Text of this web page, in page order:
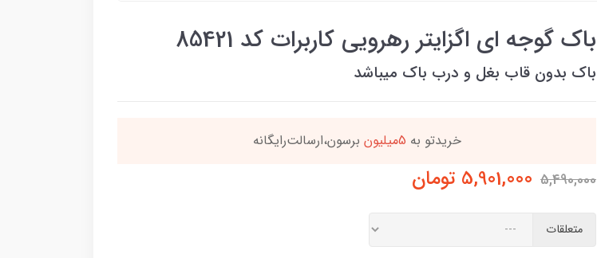
باک گوجه ای اگزایتر رهرویی کاربرات کد 85421
باک بدون قاب بغل و درب باک میباشد
این کالا رو میتونی4 قسطه بخری
5,490,000
5,901,000 تومان
متعلقات